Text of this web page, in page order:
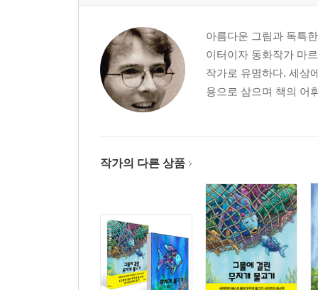
아름다운 그림과 독특
이터이자 동화작가 마
작가로 유명하다. 세상
용으로 삼으며 책의 어
작가의 다른 상품